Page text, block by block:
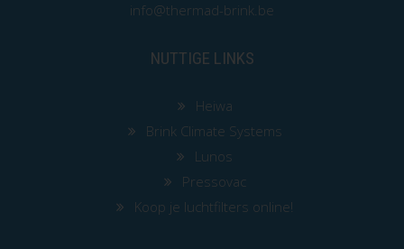
info@thermad-brink.be
NUTTIGE LINKS
Heiwa
Brink Climate Systems
Lunos
Pressovac
Koop je luchtfilters online!